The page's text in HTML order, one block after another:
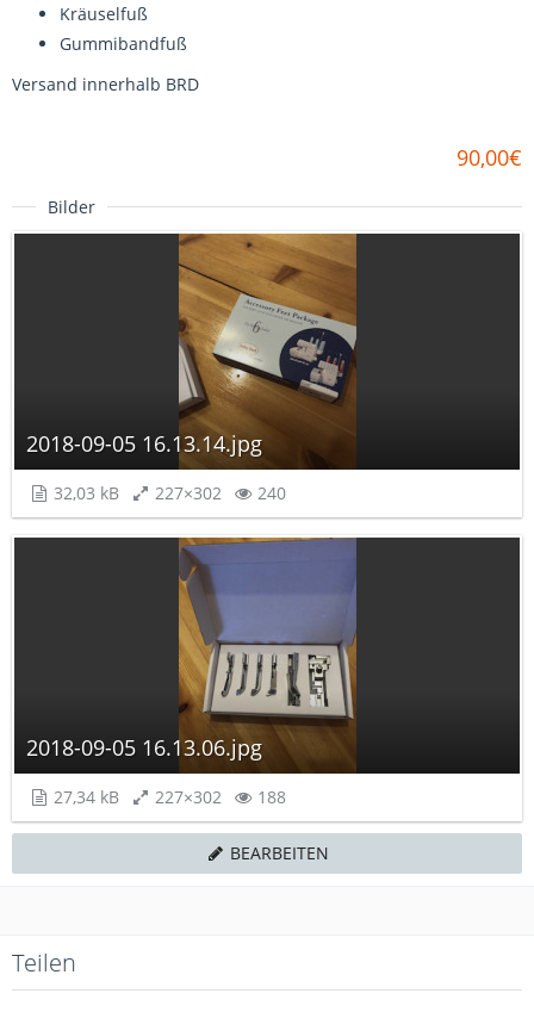
Kräuselfuß
Gummibandfuß
Versand innerhalb BRD
90,00€
Bilder
2018-09-05 16.13.14.jpg
32,03 kB 227×302 240
2018-09-05 16.13.06.jpg
27,34 kB 227×302 188
BEARBEITEN
Teilen